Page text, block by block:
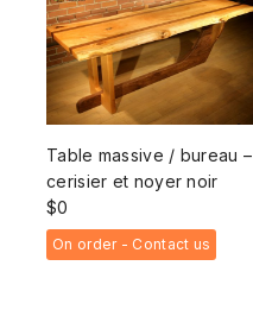
Table massive / bureau –
cerisier et noyer noir
$0
On order - Contact us